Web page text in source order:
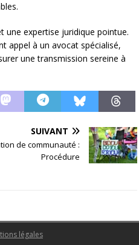
une expertise juridique pointue.
appel à un avocat spécialisé,
une transmission sereine à
SUIVANT
de communauté :
Procédure
légales